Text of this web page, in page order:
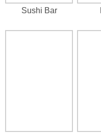
Sushi Bar